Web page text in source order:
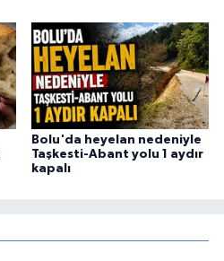
Bolu'da heyelan nedeniyle
Taşkesti-Abant yolu 1 aydır
kapalı